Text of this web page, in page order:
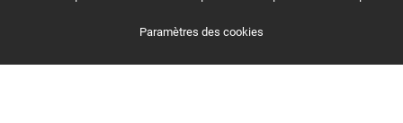
Paramètres des cookies